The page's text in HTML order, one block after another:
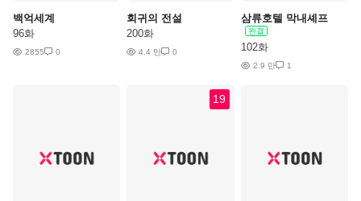
백억세계
96화
2855 0
회귀의 전설
200화
4.4 만 0
삼류호텔 막내셰프
완결
102화
2.9 만 1
19